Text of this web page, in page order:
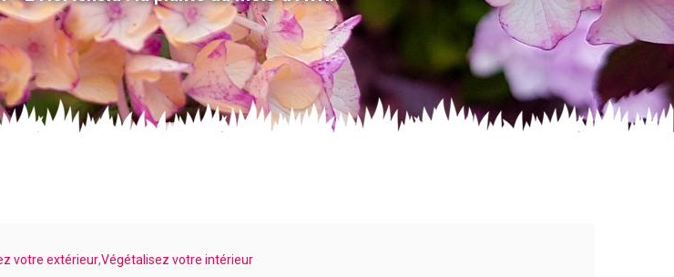
votre extérieur,Végétalisez votre intérieur